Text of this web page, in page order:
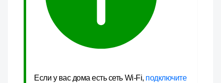
Если у вас дома есть сеть Wi-Fi, подключите